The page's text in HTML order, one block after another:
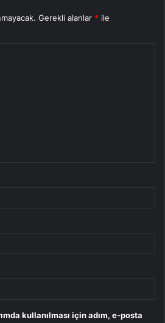
Gerekli alanlar * ile
kullanılması için adım, e-posta